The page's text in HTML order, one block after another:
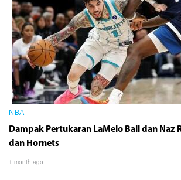
NBA
Dampak Pertukaran LaMelo Ball dan Naz
dan Hornets
1 month ago